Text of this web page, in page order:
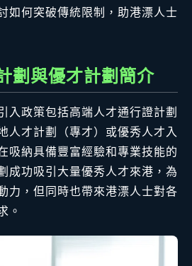
如何突破傳統限制，助港漂人士
劃與優才計劃簡介
入政策包括高端人才通行證計劃
人才計劃（專才）或優秀人才入
吸納具備豐富經驗和專業技能的
成功吸引大量優秀人才來港，為
力，但同時也帶來港漂人士對各
。